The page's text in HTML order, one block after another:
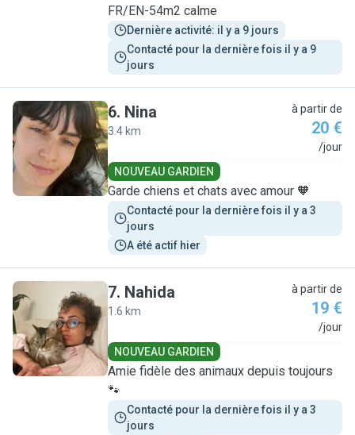
FR/EN-54m2 calme
Dernière activité: il y a 9 jours
Contacté pour la dernière fois il y a 9
jours
N
6. Nina
3.4 km
à partir de
20 €
/jour
NOUVEAU GARDIEN
Garde chiens et chats avec amour 🧡
Contacté pour la dernière fois il y a 3
jours
A été actif hier
N
7. Nahida
1.6 km
à partir de
19 €
/jour
NOUVEAU GARDIEN
Amie fidèle des animaux depuis toujours
🐾
Contacté pour la dernière fois il y a 3
jours